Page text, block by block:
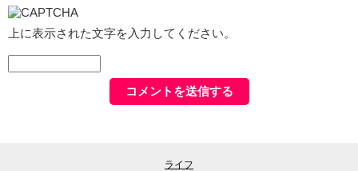
上に表示された文字を入力してください。
ライフ